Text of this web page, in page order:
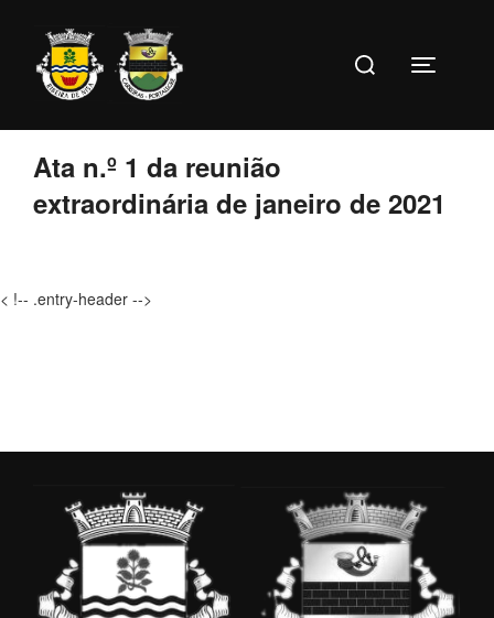
conteúdo
por:
Toggle
Ata n.º 1 da reunião
extraordinária de janeiro de 2021
< !-- .entry-header -->